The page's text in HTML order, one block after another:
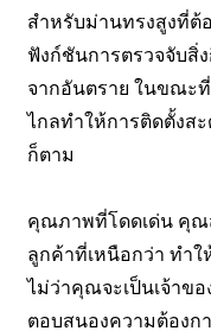
สำหรับม่านทรงสูงที่
ฟังก์ชันการตรวจจับสิ่
จากอันตราย ในขณะ
ไกลทำให้การติดตั้งส
ก็ตาม
คุณภาพที่โดดเด่น คุณ
ลูกค้าที่เหนือกว่า ทำใ
ไม่ว่าคุณจะเป็นเจ้าข
ตอบสนองความต้องก